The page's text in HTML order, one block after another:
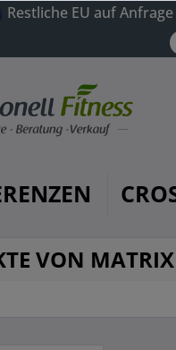
Restliche EU auf Anfrage
VON MATRIX